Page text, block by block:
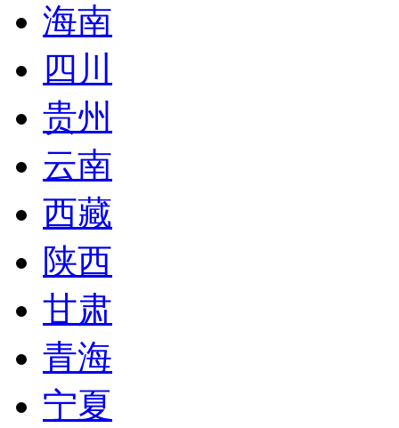
海南
四川
贵州
云南
西藏
陕西
甘肃
青海
宁夏